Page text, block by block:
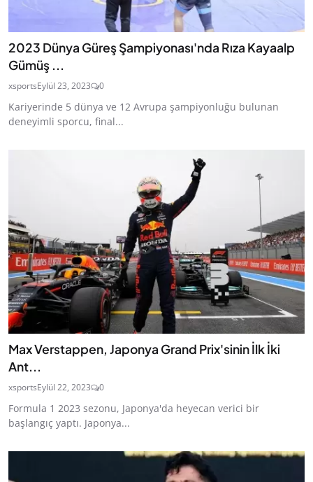
2023 Dünya Güreş Şampiyonası'nda Rıza Kayaalp
Gümüş ...
xsportsEylül 23, 2023 0
Kariyerinde 5 dünya ve 12 Avrupa şampiyonluğu bulunan
deneyimli sporcu, final...
Max Verstappen, Japonya Grand Prix'sinin İlk İki
Ant...
xsportsEylül 22, 2023 0
Formula 1 2023 sezonu, Japonya'da heyecan verici bir
başlangıç yaptı. Japonya...